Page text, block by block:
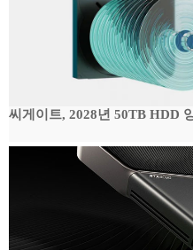
씨게이트, 2028년 50TB HDD